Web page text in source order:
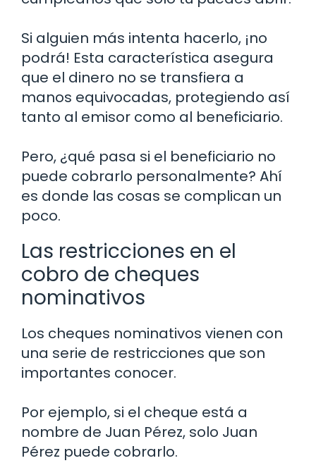
Si alguien más intenta hacerlo, ¡no
podrá! Esta característica asegura
que el dinero no se transfiera a
manos equivocadas, protegiendo así
tanto al emisor como al beneficiario.
Pero, ¿qué pasa si el beneficiario no
puede cobrarlo personalmente? Ahí
es donde las cosas se complican un
poco.
Las restricciones en el
cobro de cheques
nominativos
Los cheques nominativos vienen con
una serie de restricciones que son
importantes conocer.
Por ejemplo, si el cheque está a
nombre de Juan Pérez, solo Juan
Pérez puede cobrarlo.